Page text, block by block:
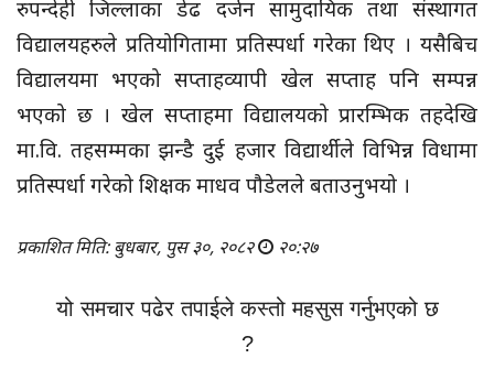
रुपन्देही जिल्लाका डेढ दर्जन सामुदायिक तथा संस्थागत
विद्यालयहरुले प्रतियोगितामा प्रतिस्पर्धा गरेका थिए । यसैबिच
विद्यालयमा भएको सप्ताहव्यापी खेल सप्ताह पनि सम्पन्न
भएको छ । खेल सप्ताहमा विद्यालयको प्रारम्भिक तहदेखि
मा.वि. तहसम्मका झन्डै दुई हजार विद्यार्थीले विभिन्न विधामा
प्रतिस्पर्धा गरेको शिक्षक माधव पौडेलले बताउनुभयो ।
प्रकाशित मिति: बुधबार, पुस ३०, २०८२ २०:२७
यो समचार पढेर तपाईले कस्तो महसुस गर्नुभएको छ
?